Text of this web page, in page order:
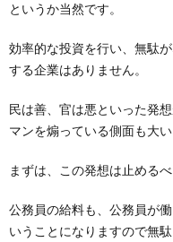
というか当然です。
効率的な投資を行い、無駄
する企業はありません。
民は善、官は悪といった発
マンを煽っている側面も大い
まずは、この発想は止めるべ
公務員の給料も、公務員が
いうことになりますので無